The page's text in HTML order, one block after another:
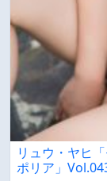
リュウ・ヤヒ
ポリア」